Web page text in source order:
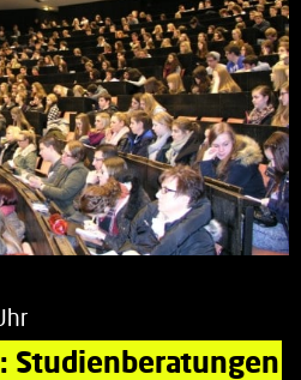
Studienberatungen